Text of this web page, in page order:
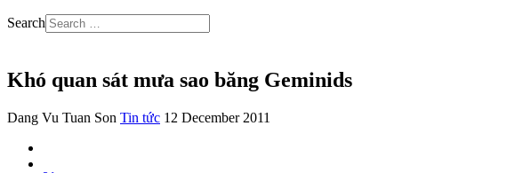
Search
Khó quan sát mưa sao băng Geminids
Dang Vu Tuan Son Tin tức 12 December 2011